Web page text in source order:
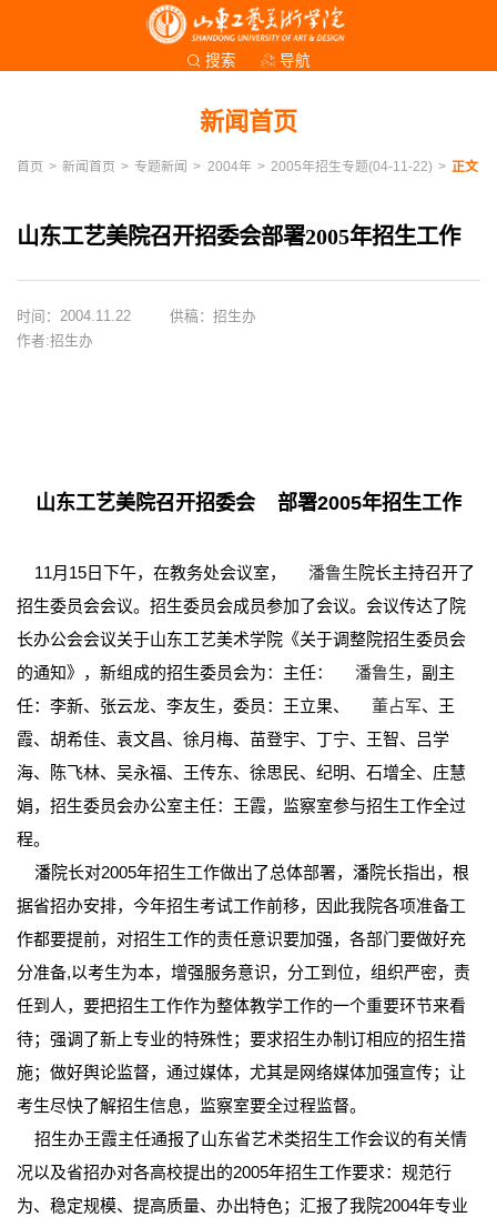
搜索 导航
新闻首页
首页 > 新闻首页 > 专题新闻 > 2004年 > 2005年招生专题(04-11-22) > 正文
山东工艺美院召开招委会部署2005年招生工作
时间：2004.11.22
供稿：招生办
作者:招生办
山东工艺美院召开招委会 部署2005年招生工作
11月15日下午，在教务处会议室， 潘鲁生院长主持召开了
招生委员会会议。招生委员会成员参加了会议。会议传达了院
长办公会会议关于山东工艺美术学院《关于调整院招生委员会
的通知》，新组成的招生委员会为：主任： 潘鲁生，副主
任：李新、张云龙、李友生，委员：王立果、 董占军、王
霞、胡希佳、袁文昌、徐月梅、苗登宇、丁宁、王智、吕学
海、陈飞林、吴永福、王传东、徐思民、纪明、石增全、庄慧
娟，招生委员会办公室主任：王霞，监察室参与招生工作全过
程。
潘院长对2005年招生工作做出了总体部署，潘院长指出，根
据省招办安排，今年招生考试工作前移，因此我院各项准备工
作都要提前，对招生工作的责任意识要加强，各部门要做好充
分准备,以考生为本，增强服务意识，分工到位，组织严密，责
任到人，要把招生工作作为整体教学工作的一个重要环节来看
待；强调了新上专业的特殊性；要求招生办制订相应的招生措
施；做好舆论监督，通过媒体，尤其是网络媒体加强宣传；让
考生尽快了解招生信息，监察室要全过程监督。
招生办王霞主任通报了山东省艺术类招生工作会议的有关情
况以及省招办对各高校提出的2005年招生工作要求：规范行
为、稳定规模、提高质量、办出特色；汇报了我院2004年专业